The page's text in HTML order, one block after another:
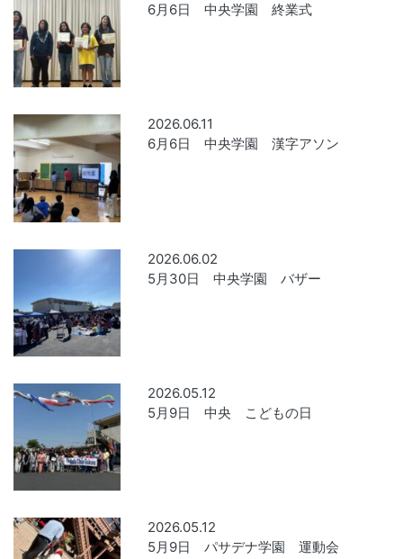
6月6日 中央学園 終業式
2026.06.11
6月6日 中央学園 漢字アソン
2026.06.02
5月30日 中央学園 バザー
2026.05.12
5月9日 中央 こどもの日
2026.05.12
5月9日 パサデナ学園 運動会